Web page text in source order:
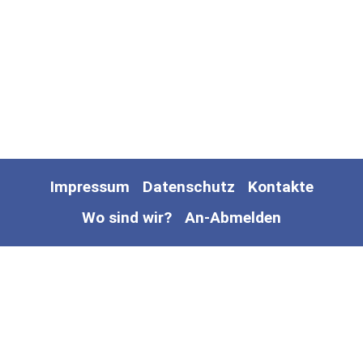
Impressum Datenschutz
Kontakte
Wo sind wir?
An-Abmelden